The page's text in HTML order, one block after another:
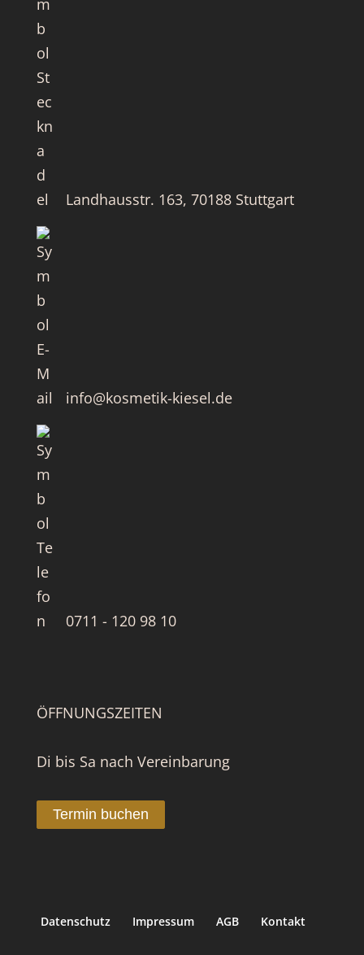
Landhausstr. 163, 70188 Stuttgart
info@kosmetik-kiesel.de
0711 - 120 98 10
ÖFFNUNGSZEITEN
Di bis Sa nach Vereinbarung
Termin buchen
Datenschutz Impressum AGB Kontakt